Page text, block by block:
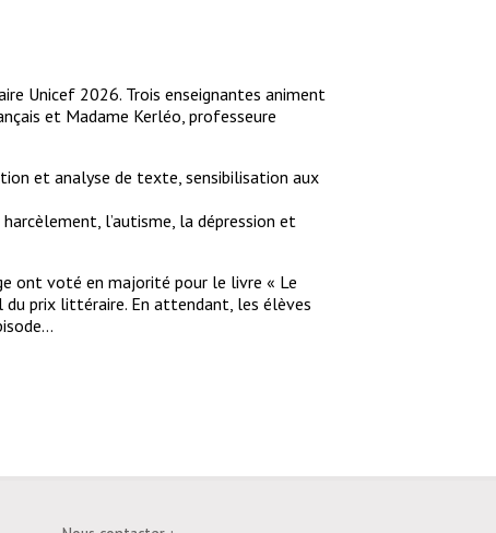
Unicef 2026. Trois enseignantes animent
et Madame Kerléo, professeure
et analyse de texte, sensibilisation aux
l’autisme, la dépression et
ont voté en majorité pour le livre « Le
du prix littéraire. En attendant, les élèves